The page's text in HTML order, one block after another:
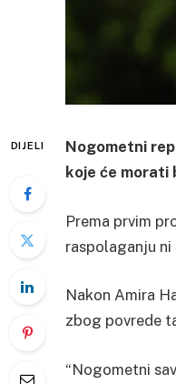
DIJELI
Nogometni
koje će
Prema prvim
raspolaganju
Nakon Amira
zbog povrede
“Nogometni